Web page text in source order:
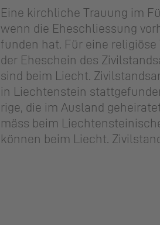
Eine kirch­li­che Trau­ung im
wenn die Ehe­schlies­sung
fun­den hat. Für eine
der Ehe­schein des
sind beim Liecht.
in Liech­ten­stein
ri­ge, die im Aus­land
mäss beim
kön­nen beim Liecht.